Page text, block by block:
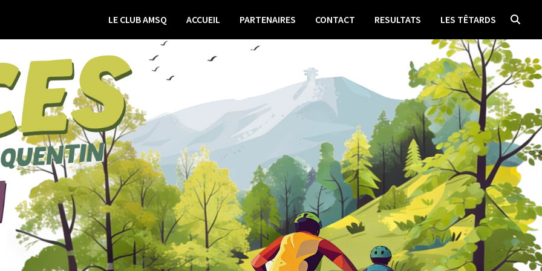
LE CLUB AMSQ ACCUEIL PARTENAIRES CONTACT RESULTATS LES TÊTARDS